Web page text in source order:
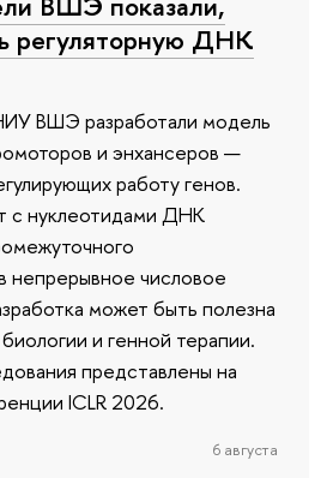
регуляторную ДНК
ВШЭ разработали модель
и энхансеров —
работу генов.
с нуклеотидами ДНК
непрерывное числовое
может быть полезна
и генной терапии.
представлены на
ICLR 2026.
6 августа